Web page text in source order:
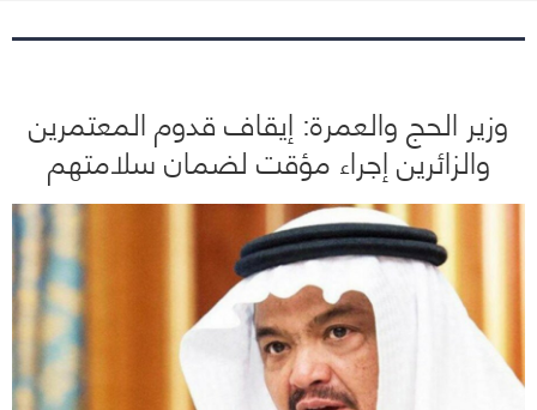
وزير الحج والعمرة: إيقاف قدوم المعتمرين
والزائرين إجراء مؤقت لضمان سلامتهم